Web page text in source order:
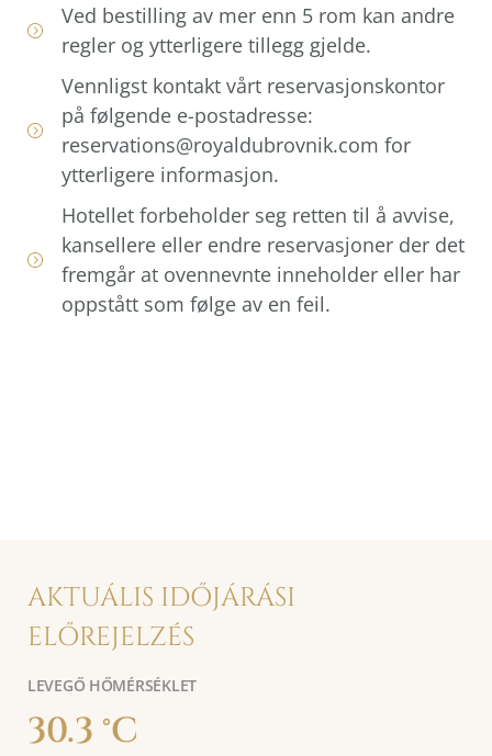
Ved bestilling av mer enn 5 rom kan andre
regler og ytterligere tillegg gjelde.
Vennligst kontakt vårt reservasjonskontor
på følgende e-postadresse:
reservations@royaldubrovnik.com for
ytterligere informasjon.
Hotellet forbeholder seg retten til å avvise,
kansellere eller endre reservasjoner der det
fremgår at ovennevnte inneholder eller har
oppstått som følge av en feil.
AKTUÁLIS IDŐJÁRÁSI
ELŐREJELZÉS
LEVEGŐ HŐMÉRSÉKLET
30.3 °C